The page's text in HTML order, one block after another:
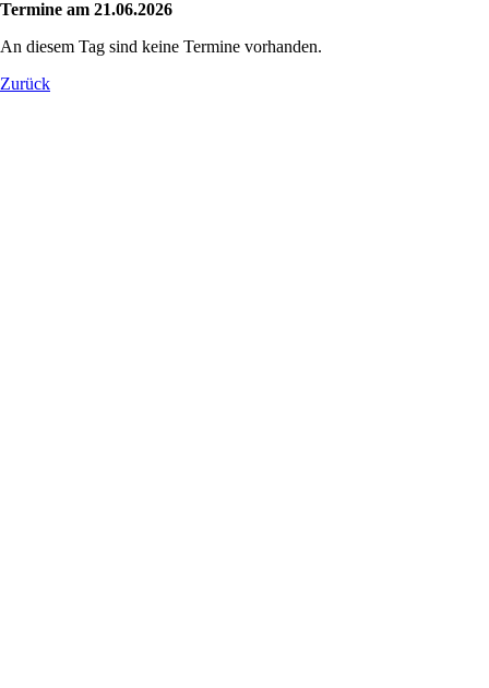
Termine am 21.06.2026
An diesem Tag sind keine Termine vorhanden.
Zurück